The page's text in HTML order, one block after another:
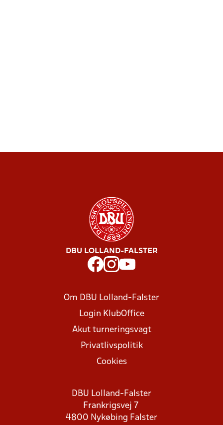
DBU LOLLAND-FALSTER
Om DBU Lolland-Falster
Login KlubOffice
Akut turneringsvagt
Privatlivspolitik
Cookies
DBU Lolland-Falster
Frankrigsvej 7
4800 Nykøbing Falster